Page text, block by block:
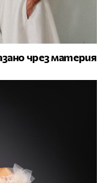
чрез материя